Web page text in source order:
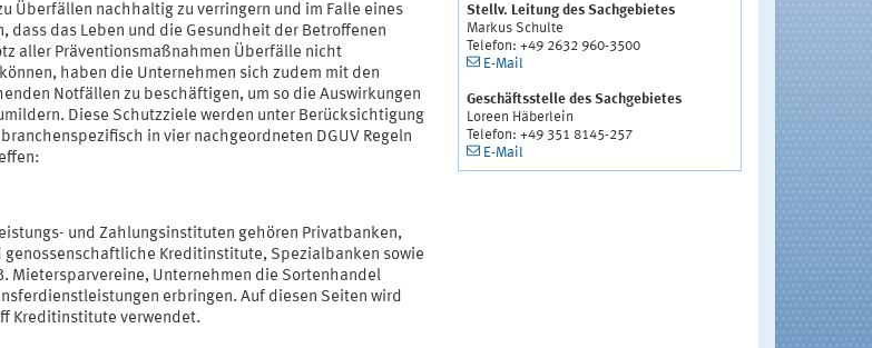
Überfällen nachhaltig zu verringern und im Falle eines
dass das Leben und die Gesundheit der Betroffenen
aller Präventionsmaßnahmen Überfälle nicht
haben die Unternehmen sich zudem mit den
Notfällen zu beschäftigen, um so die Auswirkungen
Diese Schutzziele werden unter Berücksichtigung
in vier nachgeordneten DGUV Regeln
und Zahlungsinstituten gehören Privatbanken,
Kreditinstitute, Spezialbanken sowie
Mietersparvereine, Unternehmen die Sortenhandel
erbringen. Auf diesen Seiten wird
Kreditinstitute verwendet.
Stellv. Leitung des Sachgebietes
Markus Schulte
Telefon: +49 2632 960-3500
E-Mail
Geschäftsstelle des Sachgebietes
Loreen Häberlein
Telefon: +49 351 8145-257
E-Mail